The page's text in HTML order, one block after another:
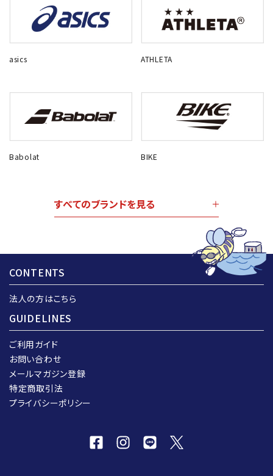
asics ATHLETA
Babolat BIKE
すべてのブランドを見る
CONTENTS
法人の方はこちら
GUIDELINES
ご利用ガイド
お問い合わせ
メールマガジン登録
特定商取引法
プライバシーポリシー